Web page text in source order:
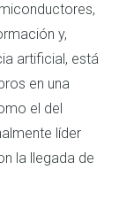
y,
artificial, está
en una
el del
líder
la llegada de